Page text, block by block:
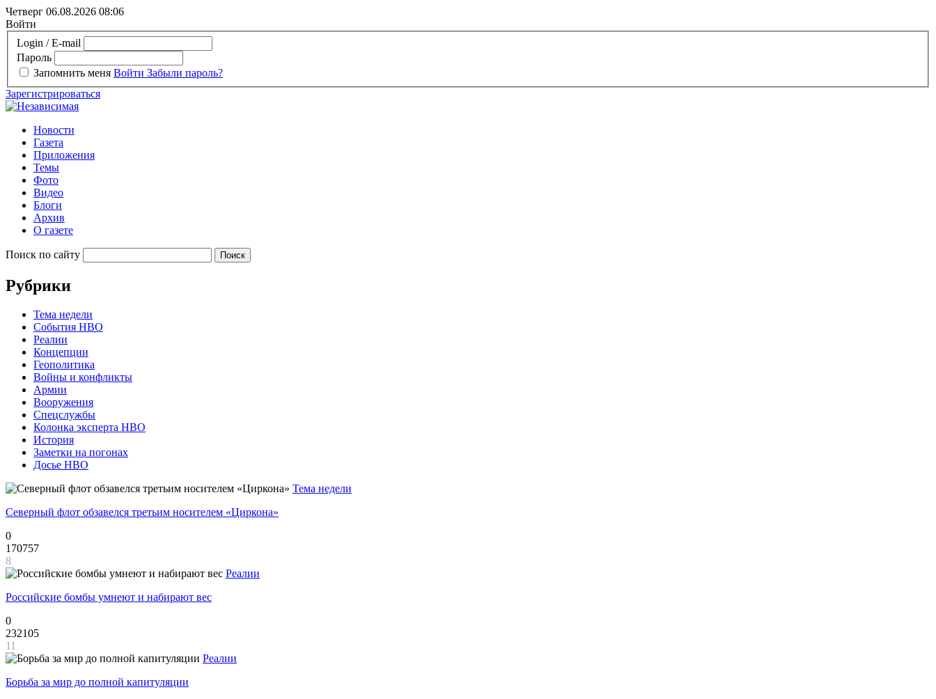
Четверг 06.08.2026 08:06
Войти
Login / E-mail
Пароль
Запомнить меня Войти Забыли пароль?
Зарегистрироваться
Новости
Газета
Приложения
Темы
Фото
Видео
Блоги
Архив
О газете
Поиск по сайту
Рубрики
Тема недели
События НВО
Реалии
Концепции
Геополитика
Войны и конфликты
Армии
Вооружения
Спецслужбы
Колонка эксперта НВО
История
Заметки на погонах
Досье НВО
Тема недели
Северный флот обзавелся третьим носителем «Циркона»
0
170757
8
Реалии
Российские бомбы умнеют и набирают вес
0
232105
11
Реалии
Борьба за мир до полной капитуляции